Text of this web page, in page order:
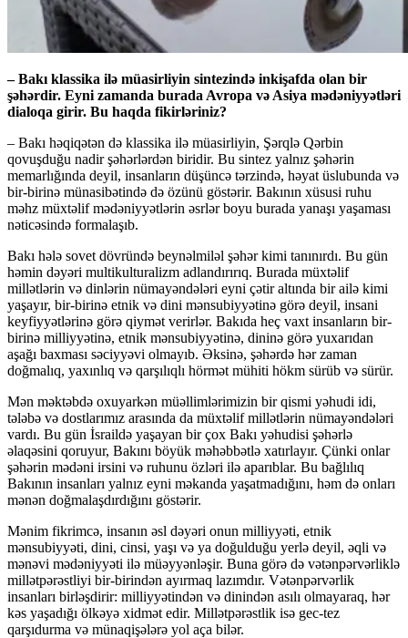
– Bakı klassika ilə müasirliyin sintezində inkişafda olan bir
şəhərdir. Eyni zamanda burada Avropa və Asiya mədəniyyətləri
dialoqa girir. Bu haqda fikirləriniz?
– Bakı həqiqətən də klassika ilə müasirliyin, Şərqlə Qərbin
qovuşduğu nadir şəhərlərdən biridir. Bu sintez yalnız şəhərin
memarlığında deyil, insanların düşüncə tərzində, həyat üslubunda və
bir-birinə münasibətində də özünü göstərir. Bakının xüsusi ruhu
məhz müxtəlif mədəniyyətlərin əsrlər boyu burada yanaşı yaşaması
nəticəsində formalaşıb.
Bakı hələ sovet dövründə beynəlmiləl şəhər kimi tanınırdı. Bu gün
həmin dəyəri multikulturalizm adlandırırıq. Burada müxtəlif
millətlərin və dinlərin nümayəndələri eyni çətir altında bir ailə kimi
yaşayır, bir-birinə etnik və dini mənsubiyyətinə görə deyil, insani
keyfiyyətlərinə görə qiymət verirlər. Bakıda heç vaxt insanların bir-
birinə milliyyətinə, etnik mənsubiyyətinə, dininə görə yuxarıdan
aşağı baxması səciyyəvi olmayıb. Əksinə, şəhərdə hər zaman
doğmalıq, yaxınlıq və qarşılıqlı hörmət mühiti hökm sürüb və sürür.
Mən məktəbdə oxuyarkən müəllimlərimizin bir qismi yəhudi idi,
tələbə və dostlarımız arasında da müxtəlif millətlərin nümayəndələri
vardı. Bu gün İsraildə yaşayan bir çox Bakı yəhudisi şəhərlə
əlaqəsini qoruyur, Bakını böyük məhəbbətlə xatırlayır. Çünki onlar
şəhərin mədəni irsini və ruhunu özləri ilə aparıblar. Bu bağlılıq
Bakının insanları yalnız eyni məkanda yaşatmadığını, həm də onları
mənən doğmalaşdırdığını göstərir.
Mənim fikrimcə, insanın əsl dəyəri onun milliyyəti, etnik
mənsubiyyəti, dini, cinsi, yaşı və ya doğulduğu yerlə deyil, əqli və
mənəvi mədəniyyəti ilə müəyyənləşir. Buna görə də vətənpərvərliklə
millətpərəstliyi bir-birindən ayırmaq lazımdır. Vətənpərvərlik
insanları birləşdirir: milliyyətindən və dinindən asılı olmayaraq, hər
kəs yaşadığı ölkəyə xidmət edir. Millətpərəstlik isə gec-tez
qarşıdurma və münaqişələrə yol aça bilər.